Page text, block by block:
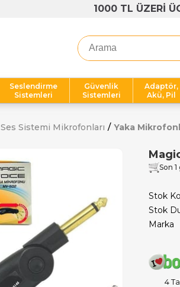
1000 TL ÜZERİ
Seslendirme
Sistemleri
Güvenlik
Sistemleri
Adaptör,
Akü, Pil
Ses Sistemi Mikrofonları Yaka
Son
Stok
Stok
Marka
4